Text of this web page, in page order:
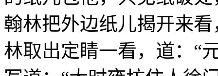
翰林把外边纸儿揭开来
林取出定睛一看，道：“